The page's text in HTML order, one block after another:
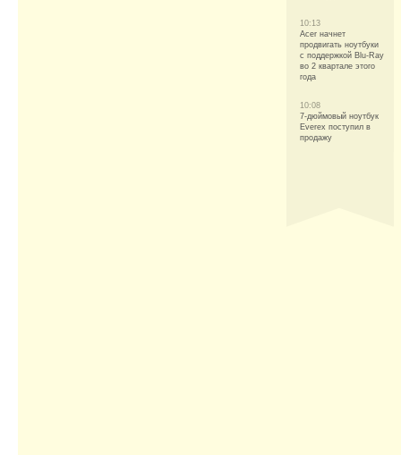
10:13
Acer начнет
продвигать ноутбуки
с поддержкой Blu-Ray
во 2 квартале этого
года
10:08
7-дюймовый ноутбук
Everex поступил в
продажу